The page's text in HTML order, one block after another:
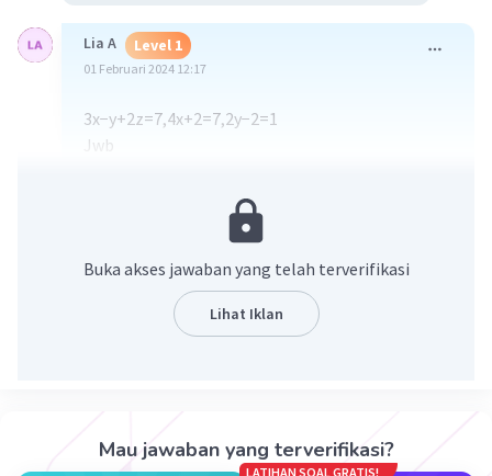
Lia A Level 1
01 Februari 2024 12:17
3x−y+2z=7,4x+2=7,2y−2=1
Jwb
Buka akses jawaban yang telah terverifikasi
Lihat Iklan
Mau jawaban yang terverifikasi?
LATIHAN SOAL GRATIS!